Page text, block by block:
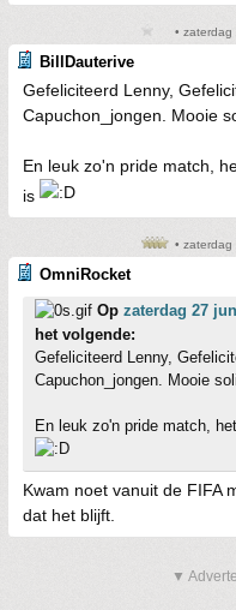
•
BillDauterive
Gefeliciteerd Lenny,
Capuchon_jongen. Mooie
En leuk zo'n pride match,
is
•
OmniRocket
Op zaterdag 27
het volgende:
Gefeliciteerd Lenny,
Capuchon_jongen. Mooie
En leuk zo'n pride match,
Kwam noet vanuit de FIFA
dat het blijft.
▼